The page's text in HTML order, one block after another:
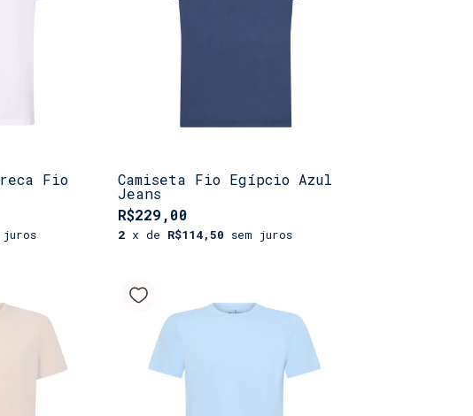
Fio
juros
Camiseta Fio Egípcio Azul
Jeans
R$229,00
2 x de R$114,50 sem juros